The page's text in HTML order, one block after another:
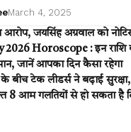
March 4, 2025
आरोप, जयसिंह अग्रवाल को
2026 Horoscope : इन राशि
जानें आपका दिन कैसा रहेगा
बीच टेक लीडर्स ने बढ़ाई
8 आम गलतियों से हो सकता है